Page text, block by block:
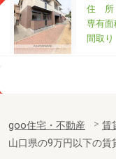
住 所
専有面
間取り
山口県下関市菊川町
専有面
間取り
goo住宅・不動産 賃
山口県の9万円以下の賃